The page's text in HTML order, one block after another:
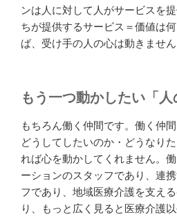
ンは人に対して人がサービスを
ちが提供するサービス＝価値は
ば、受け手の人の心は動きません
もう一つ動かしたい「人
もちろん働く仲間です。働く仲
どうしてしたいのか・どうなり
れば心を動かしてくれません。
ーションのスタッフであり、連
フであり、地域医療介護を支え
り、もっと広く見ると医療介護